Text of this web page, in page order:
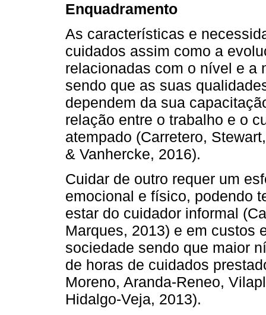
Enquadramento
As características e
cuidados assim como a
relacionadas com o nível e a
sendo que as suas
dependem da sua
relação entre o trabalho e o
atempado (Carretero,
& Vanhercke, 2016).
Cuidar de outro requer um
emocional e físico, podendo
estar do cuidador informal
Marques, 2013) e em custos
sociedade sendo que maior
de horas de cuidados
Moreno, Aranda-Reneo,
Hidalgo-Veja, 2013).